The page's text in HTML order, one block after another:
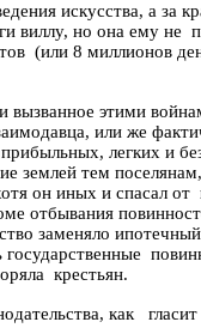
искусства, а за
виллу, но она ему не
(или 8 миллионов
вызванное этими
или же
легких и
землей тем поселянам,
он иных и спасал от
отбывания
заменяло ипотечный
крестьян.
как